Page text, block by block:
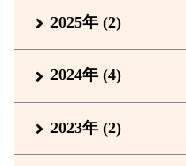
2025年 (2)
2024年 (4)
2023年 (2)